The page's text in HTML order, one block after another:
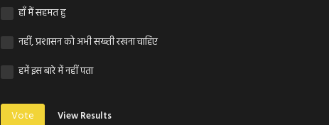
हाँ मैं सहमत हु
नहीं, प्रशासन को अभी सख्ती रखना चाहिए
हमें इस बारे में नहीं पता
Vote View Results